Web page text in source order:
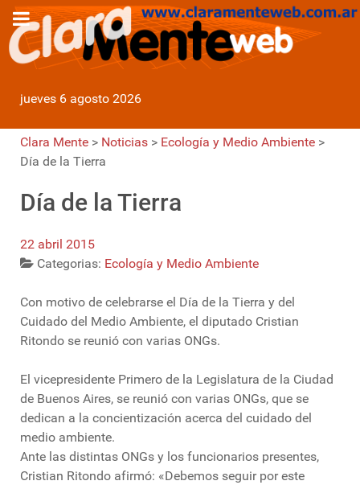
jueves 6 agosto 2026
Clara Mente > Noticias > Ecología y Medio Ambiente >
Día de la Tierra
Día de la Tierra
22 abril 2015
Categorias: Ecología y Medio Ambiente
Con motivo de celebrarse el Día de la Tierra y del
Cuidado del Medio Ambiente, el diputado Cristian
Ritondo se reunió con varias ONGs.
El vicepresidente Primero de la Legislatura de la Ciudad
de Buenos Aires, se reunió con varias ONGs, que se
dedican a la concientización acerca del cuidado del
medio ambiente.
Ante las distintas ONGs y los funcionarios presentes,
Cristian Ritondo afirmó: «Debemos seguir por este